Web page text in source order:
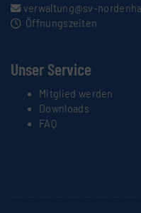
verwaltung@sv-
Öffnungszeiten
Unser Service
Mitglied werden
Downloads
FAQ